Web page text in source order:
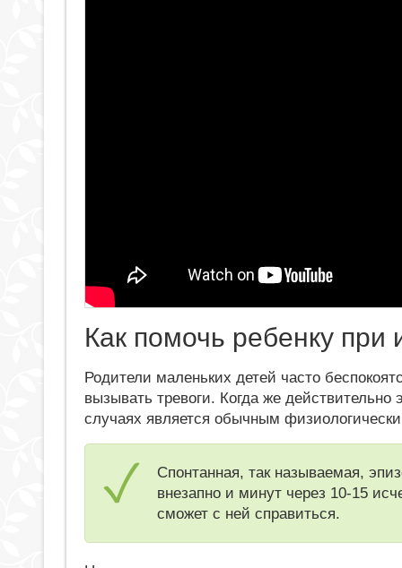
Как помочь ребенку при
Родители маленьких детей часто
вызывать тревоги. Когда же действительно
случаях является обычным
Спонтанная, так называемая,
внезапно и минут через 10-15
сможет с ней справиться.